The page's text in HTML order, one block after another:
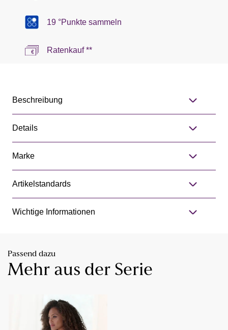
19 °Punkte sammeln
Ratenkauf **
Beschreibung
Details
Marke
Artikelstandards
Wichtige Informationen
Passend dazu
Mehr aus der Serie